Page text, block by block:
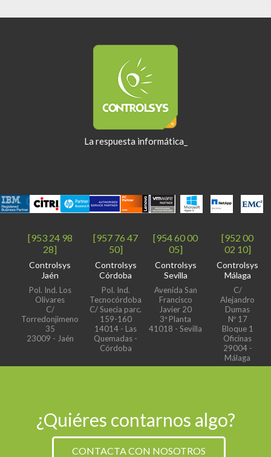
La respuesta informática_
[953 24 98
28]
Controlsys
Jaén
Pol. Ind. Los
Olivares
C/
Torredonjimeno
35
23009 - Jaén
[957 76 47
50]
Controlsys
Córdoba
Pol. Ind.
Tecnocórdoba
C/ Suecia parc.
159-160
14014 - Las
Quemadas -
Córdoba
[954 60 00
05]
Controlsys
Sevilla
Avenida San
Francisco
Javier 20
3ª Planta
41018 - Sevilla
[952 00
02 10]
Controlsys
Málaga
C/
Alejandro
Dumas
Nº 17
Bloque 1
Oficinas
29004 -
Málaga
¿Quiéres contarnos algo?
CONTACTA CON NOSOTROS